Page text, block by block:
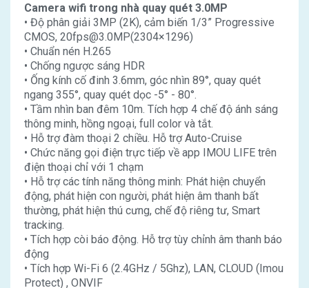
Camera wifi trong nhà quay quét 3.0MP
• Độ phân giải 3MP (2K), cảm biến 1/3” Progressive
CMOS, 20fps@3.0MP(2304×1296)
• Chuẩn nén H.265
• Chống ngược sáng HDR
• Ống kính cố đinh 3.6mm, góc nhìn 89°, quay quét
ngang 355°, quay quét dọc -5° - 80°.
• Tầm nhìn ban đêm 10m. Tích hợp 4 chế độ ánh sáng
thông minh, hồng ngoại, full color và tắt.
• Hỗ trợ đàm thoại 2 chiều. Hỗ trợ Auto-Cruise
• Chức năng gọi điện trực tiếp về app IMOU LIFE trên
điện thoại chỉ với 1 chạm
• Hỗ trợ các tính năng thông minh: Phát hiện chuyển
động, phát hiện con người, phát hiện âm thanh bất
thường, phát hiện thú cưng, chế độ riêng tư, Smart
tracking.
• Tích hợp còi báo động. Hỗ trợ tùy chỉnh âm thanh báo
động
• Tích hợp Wi-Fi 6 (2.4GHz / 5Ghz), LAN, CLOUD (Imou
Protect) , ONVIF